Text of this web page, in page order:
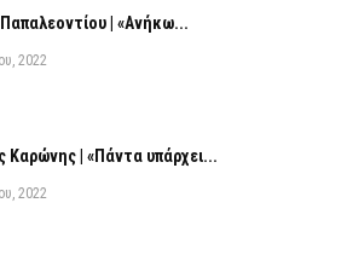
| «Ανήκω...
2022
Καρώνης | «Πάντα υπάρχει...
2022